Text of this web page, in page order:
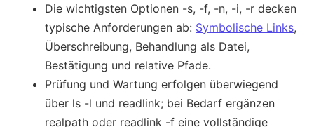
Die wichtigsten Optionen -s, -f, -n, -i, -r decken
typische Anforderungen ab: Symbolische Links,
Überschreibung, Behandlung als Datei,
Bestätigung und relative Pfade.
Prüfung und Wartung erfolgen überwiegend
über ls -l und readlink; bei Bedarf ergänzen
realpath oder readlink -f eine vollständige